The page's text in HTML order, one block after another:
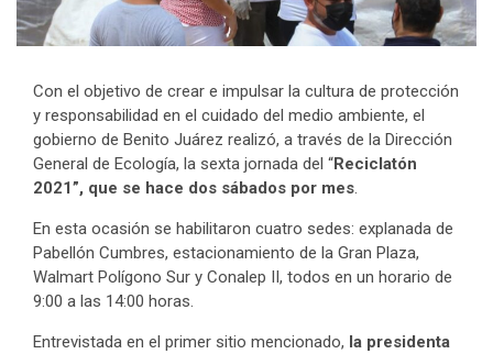
Con el objetivo de crear e impulsar la cultura de protección
y responsabilidad en el cuidado del medio ambiente, el
gobierno de Benito Juárez realizó, a través de la Dirección
General de Ecología, la sexta jornada del “Reciclatón
2021”, que se hace dos sábados por mes.
En esta ocasión se habilitaron cuatro sedes: explanada de
Pabellón Cumbres, estacionamiento de la Gran Plaza,
Walmart Polígono Sur y Conalep II, todos en un horario de
9:00 a las 14:00 horas.
Entrevistada en el primer sitio mencionado, la presidenta